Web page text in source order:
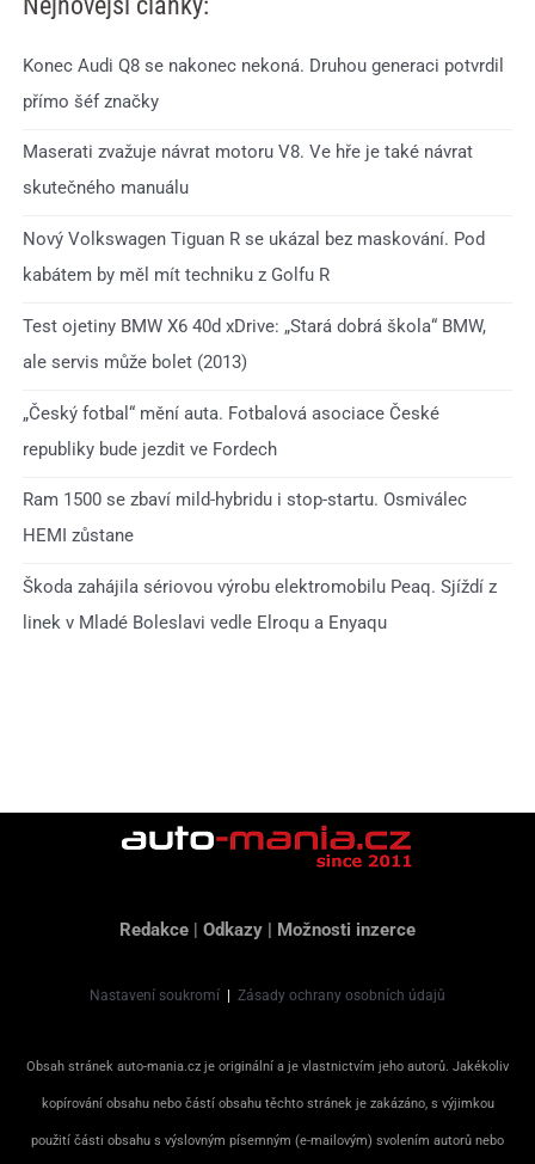
Konec Audi Q8 se nakonec nekoná. Druhou generaci potvrdil
přímo šéf značky
Maserati zvažuje návrat motoru V8. Ve hře je také návrat
skutečného manuálu
Nový Volkswagen Tiguan R se ukázal bez maskování. Pod
kabátem by měl mít techniku z Golfu R
Test ojetiny BMW X6 40d xDrive: „Stará dobrá škola“ BMW,
ale servis může bolet (2013)
„Český fotbal“ mění auta. Fotbalová asociace České
republiky bude jezdit ve Fordech
Ram 1500 se zbaví mild-hybridu i stop-startu. Osmiválec
HEMI zůstane
Škoda zahájila sériovou výrobu elektromobilu Peaq. Sjíždí z
linek v Mladé Boleslavi vedle Elroqu a Enyaqu
Redakce | Odkazy | Možnosti inzerce
Nastavení soukromí Zásady ochrany osobních údajů
Obsah stránek auto-mania.cz je originální a je vlastnictvím jeho autorů. Jakékoliv
kopírování obsahu nebo částí obsahu těchto stránek je zakázáno, s výjimkou
použití části obsahu s výslovným písemným (e-mailovým) svolením autorů nebo